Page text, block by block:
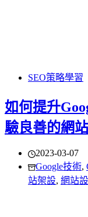
SEO策略學習
如何提升
驗良善的網
2023-03-07
Google技術,
站架設, 網站